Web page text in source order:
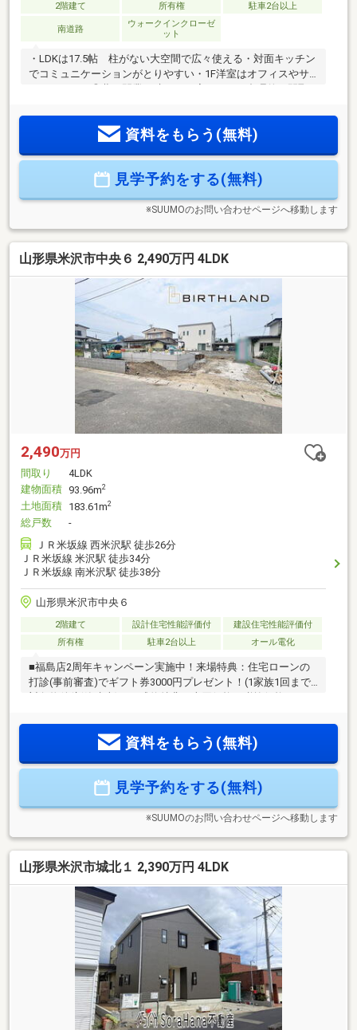
2階建て 所有権 駐車2台以上
南道路
ウォークインクローゼ
ット
・LDKは17.5帖 柱がない大空間で広々使える・対面キッチン
でコミュニケーションがとりやすい・1F洋室はオフィスやサ
♪≪周辺環境≫米沢北ICまで車で5分！国道13号線にも出やす
い、通勤やおでかけが便利な立地！窪田小：徒歩38分北成
舗情報≫ユニテハウス山形023-631-5379「スーモを見て」と
お伝えください♪
資料をもらう(無料)
見学予約をする(無料)
※SUUMOのお問い合わせページへ移動します
山形県米沢市中央６ 2,490万円 4LDK
2,490万円
間取り
4LDK
建物面積 93.96m2
土地面積 183.61m2
総戸数
-
ＪＲ米坂線 西米沢駅 徒歩26分
ＪＲ米坂線 米沢駅 徒歩34分
ＪＲ米坂線 南米沢駅 徒歩38分
山形県米沢市中央６
2階建て 設計住宅性能評価付
建設住宅性能評価付
所有権
駐車2台以上 オール電化
■福島店2周年キャンペーン実施中！来場特典：住宅ローンの
打診(事前審査)でギフト券3000円プレゼント！(1家族1回まで)
合、消費税が約200万円として計算すると2800万円×3%×10%
で84000円となります。＜教育施設＞北沢又小学校・信陵中学
資産価値■ファミリーの成長に寄り添う ゆとりの「新築
4LDK」お気軽にお問い合わせください！
資料をもらう(無料)
見学予約をする(無料)
※SUUMOのお問い合わせページへ移動します
山形県米沢市城北１ 2,390万円 4LDK